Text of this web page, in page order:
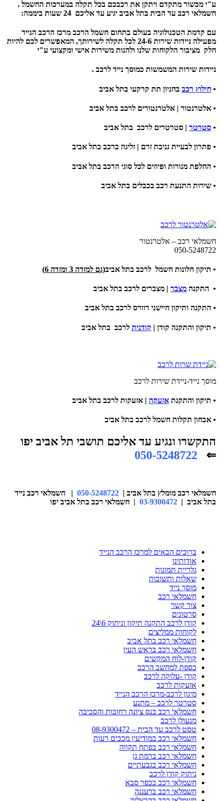
ע"י מכשור מתקדם ויתקן את רכבכם בכל תקלה במערכות החשמל .
חשמלאי רכב עד הבית בתל אביב יגיע עד אליכם 24 שעות ביממה:
עם קדמת הטכנולוגיה בעולם בתחום חשמל הרכב מרכז הרכב הנייד
מפעילה ניידות שירות 24-6 לכל תקלה לשירותך, המאפשרים לכם להיות
חלק מציבור הלקוחות שלנו ולהנות משירות אישי ומקצועי ע"י
ניידות שירות המשמשות כמוסך נייד לרכב .
• חילוץ רכב בחניון תת קרקעי בתל אביב
• אלטרנטור | אלטרנטורים לרכב בתל אביב
• סטרטר | סטרטרים לרכב בתל אביב
• פתרון לבעיית גניבת זרם | זליגה ברכב בתל אביב
• החלפת מנורות ופיוזים לכל סוגי הרכב בתל אביב
• שירות התנעת רכב בכבלים בתל אביב
חשמלאי רכב – אלטרנטור
050-5248722
• תיקון חלונות חשמל לרכב בתל אביב(גם למזדה 3 ומזדה 6)
• התקנה מצבר | מצברים לרכב בתל אביב
• התקנה ותיקון חיישני רוורס לרכב בתל אביב
• תיקון והתקנה קודן | קודנית לרכב בתל אביב
מוסך נייד-ניידת שירות לרכב
• תיקון והתקנת אזעקה | אזעקות לרכב בתל אביב
• אבחון תקלות חשמל לרכב בתל אביב
התקשרו ונגיע עד אליכם תושבי תל אביב יפו
⇐
050-5248722
חשמלאי רכב מומלץ בתל אביב |
050-5248722 | חשמלאי רכב נייד
בתל אביב | 03-9300472 | חשמלאי רכב בתל אביב יפו
ברוכים הבאים למרכז הרכב הנייד
אודותינו
גלריית תמונות
שאלות ותשובות
מוסך נייד
חשמלאי רכב
צור קשר
סרטונים
קודן לרכב התקנה תיקון וניתוק 6\24
לקוחות ממליצים
חשמלאי רכב בתל אביב
חשמלאי רכב בראש העין
קודן-לוח המקשים
כספת למחשב הרכב
קודן -עלוקה לרכב
אזעקות לרכב
מיגון לרכב-מרכז הרכב הנייד
סטרטר לרכב – מתנע
חשמלאי רכב בנס ציונה רחובות והסביבה
מנעולן לרכב
טסט לרכב עד הבית – 08-9300472
חשמלאי רכב במודיעין מכבים רעות
חשמלאי רכב בפתח תקווה
חשמלאי רכב ברמת גן
חשמלאי רכב בגבעתיים
ניתוק קודן לרכב
חשמלאי רכב בכפר סבא
חשמלאי רכב ברעננה